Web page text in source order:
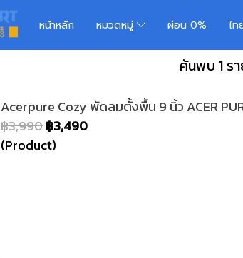
หน้าหลัก หมวดหมู่ ผ่อน 0% ไท
ค้นพบ 1 ร
Acerpure Cozy พัดลมตั้งพื้น 9 นิ้ว ACER
฿3,990฿3,490
(Product)